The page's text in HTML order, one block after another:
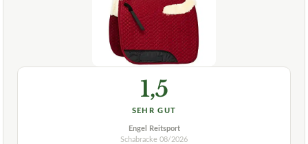
1,5
SEHR GUT
Engel Reitsport
Schabracke 08/2026